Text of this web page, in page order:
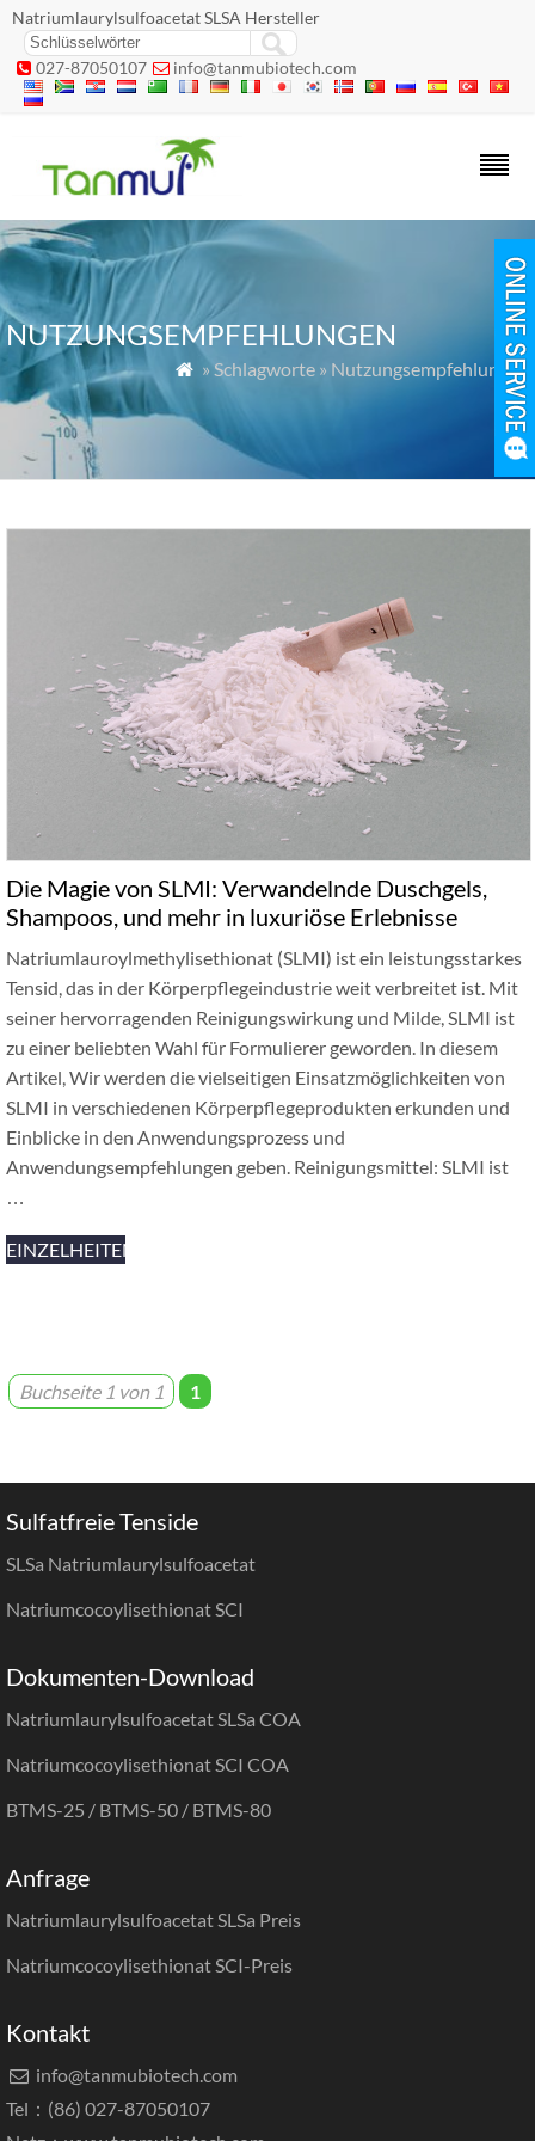
Natriumlaurylsulfoacetat SLSA Hersteller
 027-87050107  info@tanmubiotech.com
NUTZUNGSEMPFEHLUNGEN
 » Schlagworte » Nutzungsempfehlungen
Die Magie von SLMI: Verwandelnde Duschgels,
Shampoos, und mehr in luxuriöse Erlebnisse
Natriumlauroylmethylisethionat (SLMI) ist ein leistungsstarkes
Tensid, das in der Körperpflegeindustrie weit verbreitet ist. Mit
seiner hervorragenden Reinigungswirkung und Milde, SLMI ist
zu einer beliebten Wahl für Formulierer geworden. In diesem
Artikel, Wir werden die vielseitigen Einsatzmöglichkeiten von
SLMI in verschiedenen Körperpflegeprodukten erkunden und
Einblicke in den Anwendungsprozess und
Anwendungsempfehlungen geben. Reinigungsmittel: SLMI ist
…
EINZELHEITEN
Buchseite 1 von 1 1
Sulfatfreie Tenside
SLSa Natriumlaurylsulfoacetat
Natriumcocoylisethionat SCI
Dokumenten-Download
Natriumlaurylsulfoacetat SLSa COA
Natriumcocoylisethionat SCI COA
BTMS-25 / BTMS-50 / BTMS-80
Anfrage
Natriumlaurylsulfoacetat SLSa Preis
Natriumcocoylisethionat SCI-Preis
Kontakt
 info@tanmubiotech.com
Tel：(86) 027-87050107